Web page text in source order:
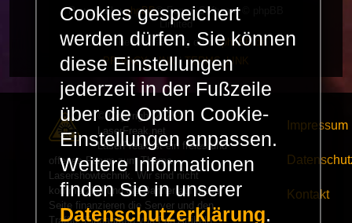
Powered byphpBB® Forum Software © phpBB
Limited
Deutsche Übersetzung durchphpBB.de
PRIVACY_LINK | TERMS_LINK
© Copyright 2025 -
LaserFreak.net
LaserFreak ist ein freies und
offenes Forum zum Thema
Lasershowtechnik. Wir sind nicht
kommerziell und die Banner auf dieser
Seite finanzieren die Server und den
Traffic. Einnahmen von Fan Artikeln
Impressum
Kontakt
Cookies gespeichert
werden dürfen. Sie können
diese Einstellungen
jederzeit in der Fußzeile
über die Option Cookie-
Einstellungen anpassen.
Weitere Informationen
finden Sie in unserer
Datenschutzerklärung.